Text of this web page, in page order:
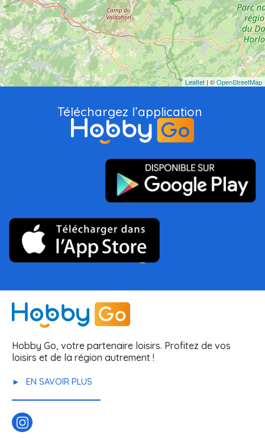
Leaflet | ©OpenStreetMap
Téléchargez l’application
Hobby Go, votre partenaire loisirs. Profitez de vos
loisirs et de la région autrement !
EN SAVOIR PLUS